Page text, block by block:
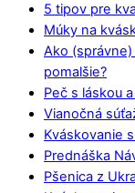
5 tipov pre
Múky na
Ako
pomalšie?
Peč s láskou
Vianočná
Kváskovanie
Prednáška
Pšenica z